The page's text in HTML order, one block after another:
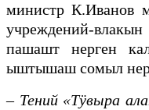
министр К.Иванов
учреждений-
пашашт нерген
ыштышаш сомыл
– Тений «Тӱвыра